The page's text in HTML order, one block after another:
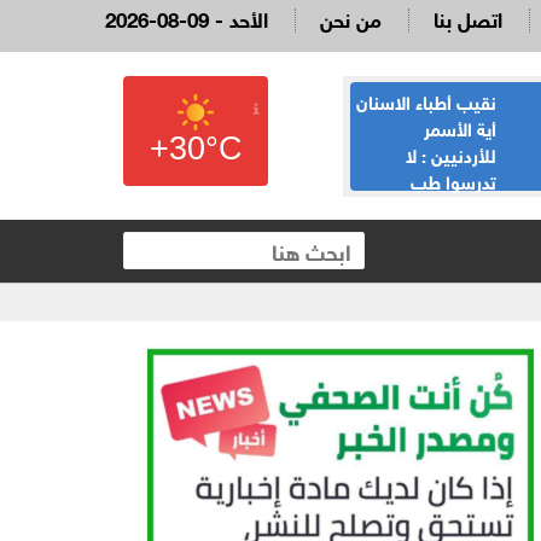
2026-08-09 - الأحد من نحن اتصل بنا
نقيب أطباء الاسنان
أية الأسمر
للأردنيين : لا
تدرسوا طب
القاضي السابق
لؤي عبيدات :لا
تدعوني لمناسبة
يحضرها نائب وقع
+30°C